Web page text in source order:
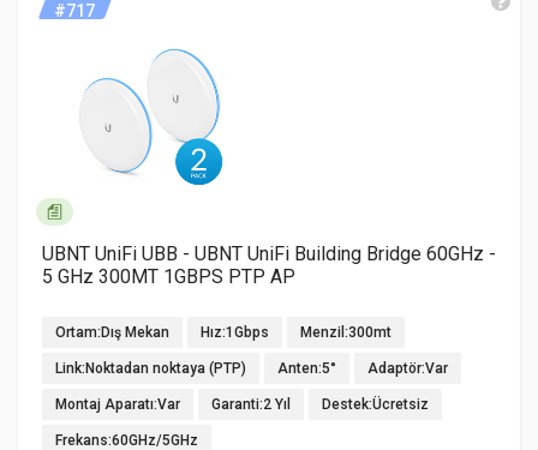
#717
UBNT UniFi UBB - UBNT UniFi Building Bridge 60GHz -
5 GHz 300MT 1GBPS PTP AP
Ortam:Dış Mekan Hız:1Gbps Menzil:300mt
Link:Noktadan noktaya (PTP) Anten:5° Adaptör:Var
Montaj Aparatı:Var Garanti:2 Yıl Destek:Ücretsiz
Frekans:60GHz/5GHz